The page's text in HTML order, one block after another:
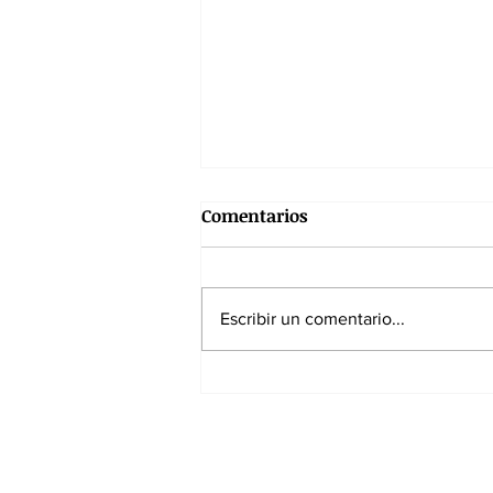
Comentarios
Escribir un comentario...